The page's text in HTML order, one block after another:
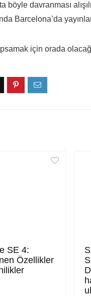
böyle davranması
Barcelona’da
için orada
SE 4:
Özellikler